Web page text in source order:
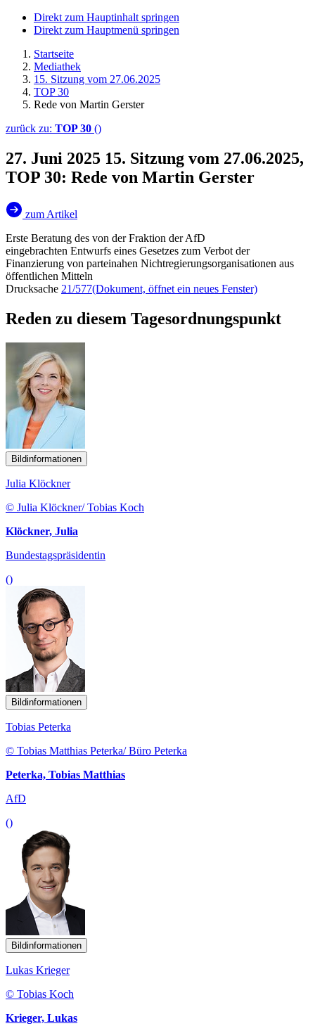
Direkt zum Hauptinhalt springen
Direkt zum Hauptmenü springen
Startseite
Mediathek
15. Sitzung vom 27.06.2025
TOP 30
Rede von Martin Gerster
zurück zu: TOP 30 ()
27. Juni 2025 15. Sitzung vom 27.06.2025,
TOP 30: Rede von Martin Gerster
zum Artikel
Erste Beratung des von der Fraktion der AfD
eingebrachten Entwurfs eines Gesetzes zum Verbot der
Finanzierung von parteinahen Nichtregierungsorganisationen aus
öffentlichen Mitteln
Drucksache 21/577(Dokument, öffnet ein neues Fenster)
Reden zu diesem Tagesordnungspunkt
Bildinformationen
Julia Klöckner
© Julia Klöckner/ Tobias Koch
Klöckner, Julia
Bundestagspräsidentin
()
Bildinformationen
Tobias Peterka
© Tobias Matthias Peterka/ Büro Peterka
Peterka, Tobias Matthias
AfD
()
Bildinformationen
Lukas Krieger
© Tobias Koch
Krieger, Lukas